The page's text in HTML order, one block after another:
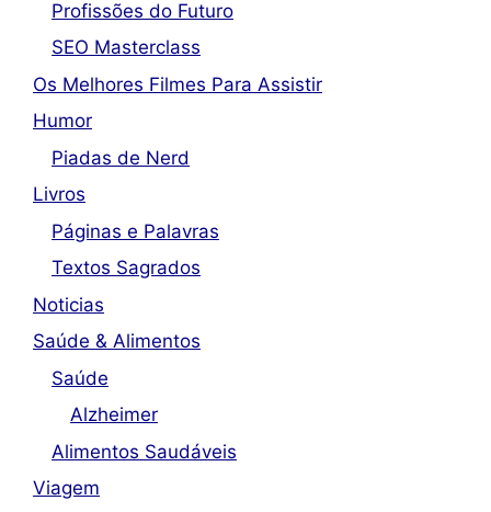
Profissões do Futuro
SEO Masterclass
Os Melhores Filmes Para Assistir
Humor
Piadas de Nerd
Livros
Páginas e Palavras
Textos Sagrados
Noticias
Saúde & Alimentos
Saúde
Alzheimer
Alimentos Saudáveis
Viagem